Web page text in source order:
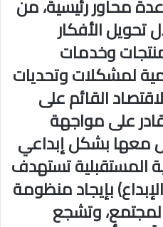
محاور رئيسية، من
تحويل الأفكار
وخدمات
لمشكلات وتحديات
القائم على
على مواجهة
معها بشكل إبداعي
المستقبلية تستهدف
بإيجاد منظومة
وتشجع